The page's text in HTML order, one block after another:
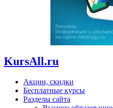
KursAll.ru
Акции, скидки
Бесплатные курсы
Разделы сайта